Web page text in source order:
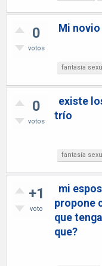
0
votos
Mi
fantasía
0
votos
existe
trío
fantasía
+1
voto
mi
propone
que
que?